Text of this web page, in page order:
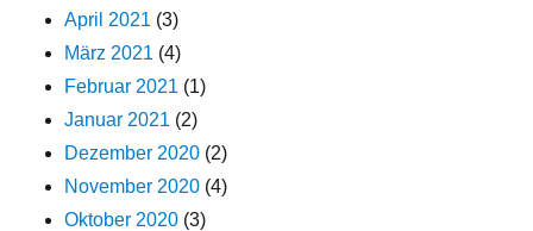
April 2021 (3)
März 2021 (4)
Februar 2021 (1)
Januar 2021 (2)
Dezember 2020 (2)
November 2020 (4)
Oktober 2020 (3)